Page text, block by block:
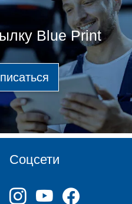
Blue Print
Соцсети